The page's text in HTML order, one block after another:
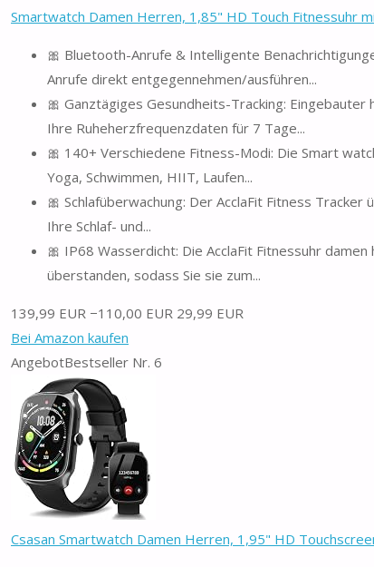
Smartwatch Damen Herren, 1,85" HD Touch Fitnessuhr
🎀 Bluetooth-Anrufe & Intelligente
Anrufe direkt entgegennehmen/ausführen...
🎀 Ganztägiges Gesundheits-Tracking:
Ihre Ruheherzfrequenzdaten für 7 Tage...
🎀 140+ Verschiedene Fitness-Modi: Die Smart
Yoga, Schwimmen, HIIT, Laufen...
🎀 Schlafüberwachung: Der AcclaFit Fitness
Ihre Schlaf- und...
🎀 IP68 Wasserdicht: Die AcclaFit Fitnessuhr
überstanden, sodass Sie sie zum...
139,99 EUR −110,00 EUR 29,99 EUR
Bei Amazon kaufen
AngebotBestseller Nr. 6
Csasan Smartwatch Damen Herren, 1,95" HD